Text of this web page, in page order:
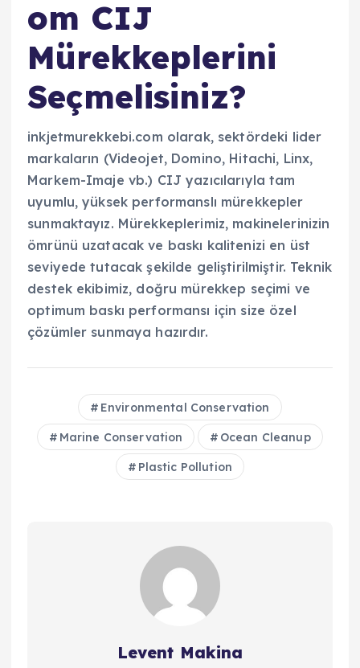
om CIJ
Mürekkeplerini
Seçmelisiniz?
inkjetmurekkebi.com olarak, sektördeki lider
markaların (Videojet, Domino, Hitachi, Linx,
Markem-Imaje vb.) CIJ yazıcılarıyla tam
uyumlu, yüksek performanslı mürekkepler
sunmaktayız. Mürekkeplerimiz, makinelerinizin
ömrünü uzatacak ve baskı kalitenizi en üst
seviyede tutacak şekilde geliştirilmiştir. Teknik
destek ekibimiz, doğru mürekkep seçimi ve
optimum baskı performansı için size özel
çözümler sunmaya hazırdır.
Environmental Conservation
Marine Conservation Ocean Cleanup
Plastic Pollution
Levent Makina